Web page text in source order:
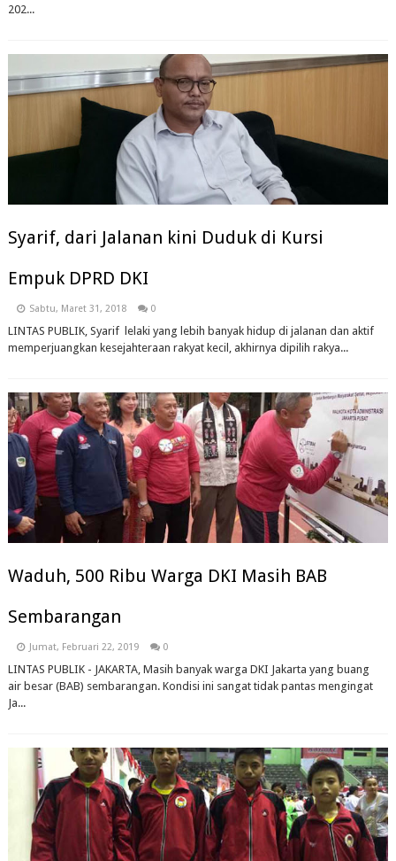
202...
Syarif, dari Jalanan kini Duduk di Kursi
Empuk DPRD DKI
Sabtu, Maret 31, 2018 0
LINTAS PUBLIK, Syarif lelaki yang lebih banyak hidup di jalanan dan aktif
memperjuangkan kesejahteraan rakyat kecil, akhirnya dipilih rakya...
Waduh, 500 Ribu Warga DKI Masih BAB
Sembarangan
Jumat, Februari 22, 2019 0
LINTAS PUBLIK - JAKARTA, Masih banyak warga DKI Jakarta yang buang
air besar (BAB) sembarangan. Kondisi ini sangat tidak pantas mengingat
Ja...